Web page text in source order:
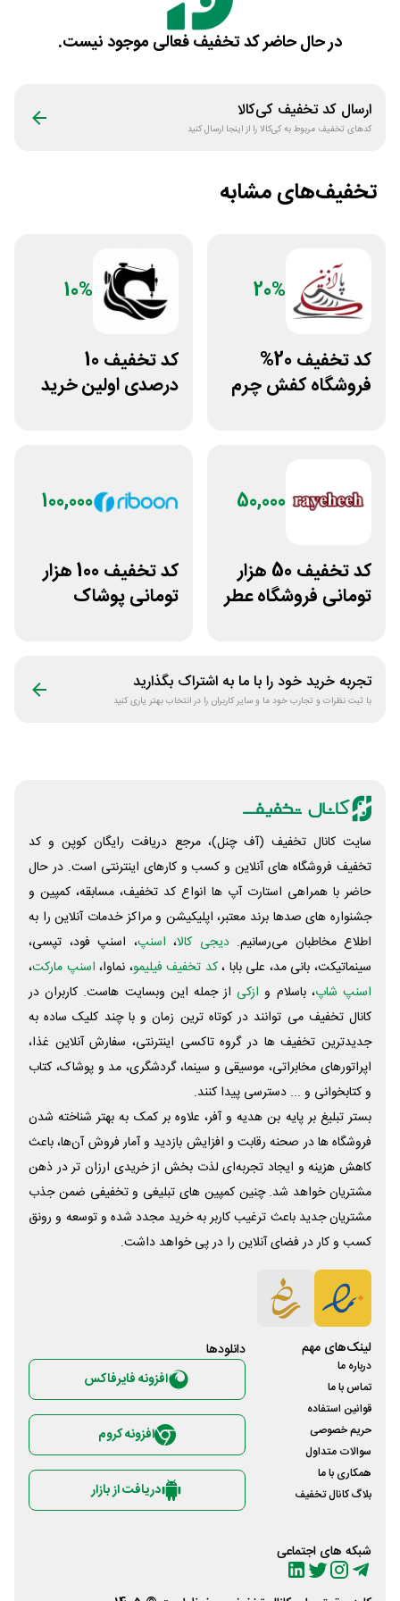
در حال حاضر کد تخفیف فعالی موجود نیست.
ارسال کد تخفیف کی‌کالا
کدهای تخفیف مربوط بهکی‌کالارا از اینجا ارسال کنید
تخفیف‌های مشابه
20%
کد تخفیف 20%
فروشگاه کفش چرم
10%
کد تخفیف 10
درصدی اولین خرید
50,000
کد تخفیف 50 هزار
تومانی فروشگاه عطر
100,000
کد تخفیف 100 هزار
تومانی پوشاک
تجربه خرید خود را با ما به اشتراک بگذارید
با ثبت نظرات و تجارب خود ما و سایر کاربران را در انتخاب بهتر یاری کنید
سایت کانال تخفیف (آف چنل)، مرجع دریافت رایگان کوپن و کد
تخفیف فروشگاه های آنلاین و کسب و‌ کارهای اینترنتی است. در حال
حاضر با همراهی استارت آپ ها انواع کد تخفیف، مسابقه، کمپین و
جشنواره های صدها برند معتبر، اپلیکیشن و مراکز خدمات آنلاین را به
اطلاع مخاطبان می‌رسانیم. دیجی کالا، اسنپ، اسنپ فود، تپسی،
سینماتیکت، بانی مد، علی‌ بابا ،کد تخفیف فیلیمو، نماوا، اسنپ مارکت،
اسنپ شاپ، باسلام و ازکی از جمله این وبسایت ‌هاست. کاربران در
کانال تخفیف می توانند در کوتاه ترین زمان و با چند کلیک ساده به
جدیدترین تخفیف ها در گروه تاکسی اینترنتی، سفارش آنلاین غذا،
اپراتورهای مخابراتی، موسیقی و سینما، گردشگری، مد و پوشاک، کتاب
و کتابخوانی و ... دسترسی پیدا کنند.
بستر تبلیغ بر پایه بن هدیه و آفر، علاوه بر کمک به بهتر شناخته شدن
فروشگاه ها در صحنه رقابت و افزایش بازدید و آمار فروش آن‌ها، باعث
کاهش هزینه و ایجاد تجربه‌ای لذت بخش از خریدی ارزان تر در ذهن
مشتریان خواهد شد. چنین کمپین های تبلیغی و تخفیفی ضمن جذب
مشتریان جدید باعث ترغیب کاربر به خرید مجدد شده و توسعه و رونق
کسب و کار در فضای آنلاین را در پی خواهد داشت.
لینک‌های مهم
درباره ما
تماس با ما
قوانین استفاده
حریم خصوصی
سوالات متداول
همکاری با ما
بلاگ کانال تخفیف
شبکه های اجتماعی
دانلود‌ها
افزونه فایرفاکس
افزونه کروم
دریافت از بازار